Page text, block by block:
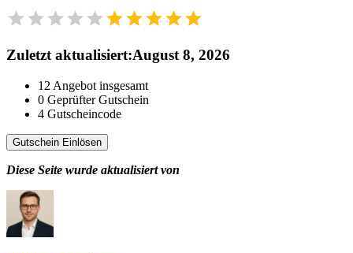
Zuletzt aktualisiert:August 8, 2026
12 Angebot insgesamt
0 Geprüfter Gutschein
4 Gutscheincode
Gutschein Einlösen
Diese Seite wurde aktualisiert von